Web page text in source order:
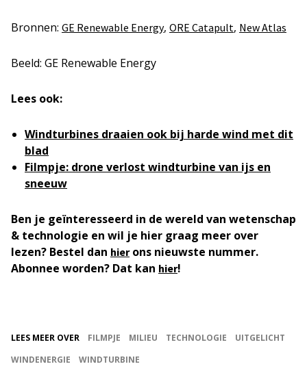
Bronnen: GE Renewable Energy, ORE Catapult, New Atlas
Beeld: GE Renewable Energy
Lees ook:
Windturbines draaien ook bij harde wind met dit
blad
Filmpje: drone verlost windturbine van ijs en
sneeuw
Ben je geïnteresseerd in de wereld van wetenschap
& technologie en wil je hier graag meer over
lezen? Bestel dan hierons nieuwste nummer.
Abonnee worden? Dat kan hier!
LEES MEER OVER FILMPJE MILIEU TECHNOLOGIE
UITGELICHT
WINDENERGIE
WINDTURBINE